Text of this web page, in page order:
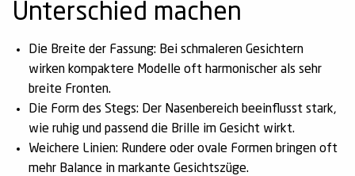
Unterschied machen
Die Breite der Fassung: Bei schmaleren Gesichtern
wirken kompaktere Modelle oft harmonischer als sehr
breite Fronten.
Die Form des Stegs: Der Nasenbereich beeinflusst stark,
wie ruhig und passend die Brille im Gesicht wirkt.
Weichere Linien: Rundere oder ovale Formen bringen oft
mehr Balance in markante Gesichtszüge.